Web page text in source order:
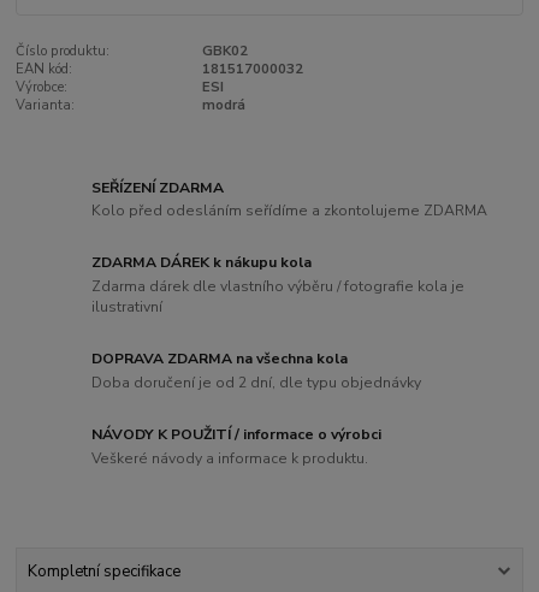
Číslo produktu:
GBK02
EAN kód:
181517000032
Výrobce:
ESI
Varianta:
modrá
SEŘÍZENÍ ZDARMA
Kolo před odesláním seřídíme a zkontolujeme ZDARMA
ZDARMA DÁREK k nákupu kola
Zdarma dárek dle vlastního výběru / fotografie kola je
ilustrativní
DOPRAVA ZDARMA na všechna kola
Doba doručení je od 2 dní, dle typu objednávky
NÁVODY K POUŽITÍ / informace o výrobci
Veškeré návody a informace k produktu.
Kompletní specifikace